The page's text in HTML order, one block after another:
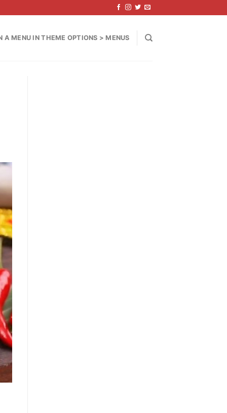
A MENU IN THEME OPTIONS > MENUS